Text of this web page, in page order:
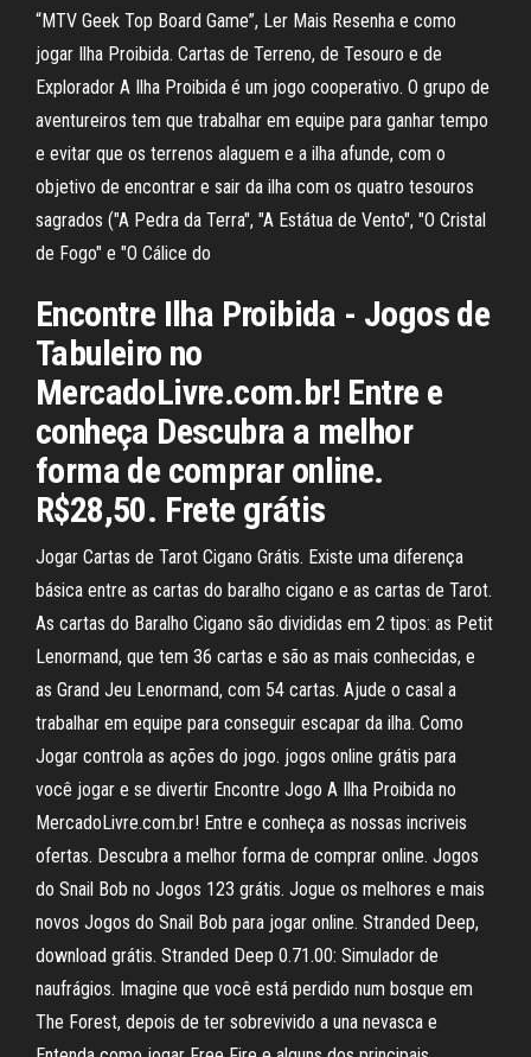
“MTV Geek Top Board Game”, Ler Mais Resenha e como
jogar Ilha Proibida. Cartas de Terreno, de Tesouro e de
Explorador A Ilha Proibida é um jogo cooperativo. O grupo de
aventureiros tem que trabalhar em equipe para ganhar tempo
e evitar que os terrenos alaguem e a ilha afunde, com o
objetivo de encontrar e sair da ilha com os quatro tesouros
sagrados ("A Pedra da Terra", "A Estátua de Vento", "O Cristal
de Fogo" e "O Cálice do
Encontre Ilha Proibida - Jogos de
Tabuleiro no
MercadoLivre.com.br! Entre e
conheça Descubra a melhor
forma de comprar online.
R$28,50. Frete grátis
Jogar Cartas de Tarot Cigano Grátis. Existe uma diferença
básica entre as cartas do baralho cigano e as cartas de Tarot.
As cartas do Baralho Cigano são divididas em 2 tipos: as Petit
Lenormand, que tem 36 cartas e são as mais conhecidas, e
as Grand Jeu Lenormand, com 54 cartas. Ajude o casal a
trabalhar em equipe para conseguir escapar da ilha. Como
Jogar controla as ações do jogo. jogos online grátis para
você jogar e se divertir Encontre Jogo A Ilha Proibida no
MercadoLivre.com.br! Entre e conheça as nossas incriveis
ofertas. Descubra a melhor forma de comprar online. Jogos
do Snail Bob no Jogos 123 grátis. Jogue os melhores e mais
novos Jogos do Snail Bob para jogar online. Stranded Deep,
download grátis. Stranded Deep 0.71.00: Simulador de
naufrágios. Imagine que você está perdido num bosque em
The Forest, depois de ter sobrevivido a una nevasca e